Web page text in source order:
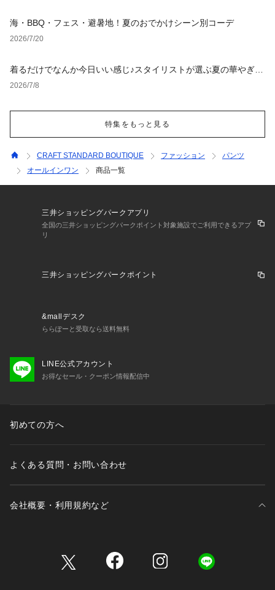
海・BBQ・フェス・避暑地！夏のおでかけシーン別コーデ
2026/7/20
着るだけでなんか今日いい感じ♪スタイリストが選ぶ夏の華やぎア
イテム4選
2026/7/8
特集をもっと見る
CRAFT STANDARD BOUTIQUE ファッション
パンツ
オールインワン
商品一覧
三井ショッピングパークアプリ
全国の三井ショッピングパークポイント対象施設でご利用できるアプ
リ
三井ショッピングパークポイント
&mallデスク
ららぽーと受取なら送料無料
LINE公式アカウント
お得なセール・クーポン情報配信中
初めての方へ
よくある質問・お問い合わせ
会社概要・利用規約など